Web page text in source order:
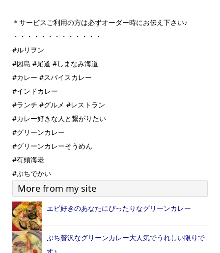
＊サービスご利用の方は必ずオーダー時にお伝え下さい♪
・・・・・・・・・・・・・
#ルリヲン
#因島 #尾道 #しまなみ海道
#カレー #スパイスカレー
#インドカレー
#ランチ #グルメ #レストラン
#カレー好きな人と繋がりたい
#グリーンカレー
#グリーンカレーそうめん
#有頭海老
#ぶちでかい
More from my site
エビ好きのあなたにぴったりなグリーンカレー
ぶち贅沢なグリーンカレー大人気でうれしい限りで
す♪